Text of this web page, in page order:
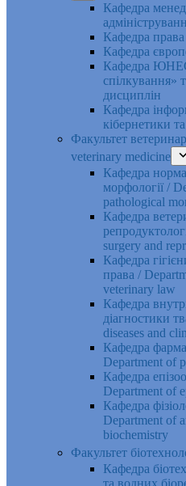
Кафедра
Кафедра права
Кафедра
Кафедра
спілкування»
дисциплін
Кафедра
кібернетики
Факультет
veterinary medicine
Кафедра
морфології /
pathological
Кафедра
surgery and
Кафедра
права /
veterinary law
Кафедра
діагностики
diseases and
Кафедра
Department of
Кафедра
Department of
Кафедра
Department of
biochemistry
Факультет
Кафедра
та водних